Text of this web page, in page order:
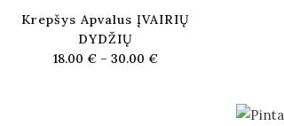
Krepšys Apvalus ĮVAIRIŲ
DYDŽIŲ
18.00€ –30.00€